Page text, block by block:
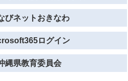
びネットおきなわ
ログイン
縄県教育委員会